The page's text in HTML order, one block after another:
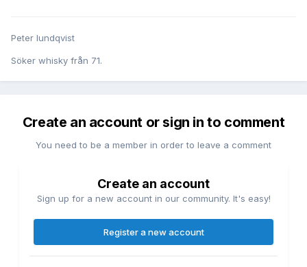
Peter lundqvist
Söker whisky från 71.
Create an account or sign in to comment
You need to be a member in order to leave a comment
Create an account
Sign up for a new account in our community. It's easy!
Register a new account